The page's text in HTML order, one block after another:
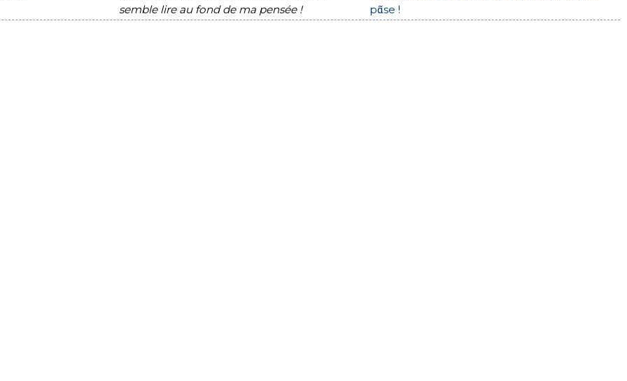
semble lire au fond de ma pensée !
pɑ̃se !